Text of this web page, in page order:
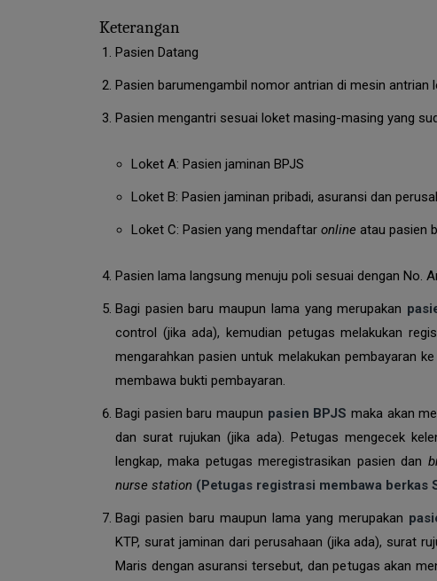
Keterangan
Pasien Datang
Pasien barumengambil nomor antrian di mesin antrian
Pasien mengantri sesuai loket masing-masing yang
Loket A: Pasien jaminan BPJS
Loket B: Pasien jaminan pribadi, asuransi dan
Loket C: Pasien yang mendaftar online atau pasien
Pasien lama langsung menuju poli sesuai dengan No.
Bagi pasien baru maupun lama yang merupakan
control (jika ada), kemudian petugas melakukan
mengarahkan pasien untuk melakukan pembayaran
membawa bukti pembayaran.
Bagi pasien baru maupun pasien BPJS maka akan
dan surat rujukan (jika ada). Petugas mengecek
lengkap, maka petugas meregistrasikan pasien dan
nurse station (Petugas registrasi membawa berkas
Bagi pasien baru maupun lama yang merupakan
KTP, surat jaminan dari perusahaan (jika ada), surat
Maris dengan asuransi tersebut, dan petugas akan